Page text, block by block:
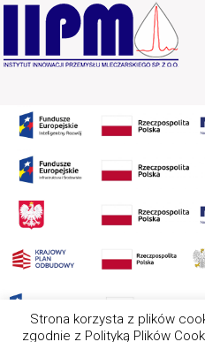
Strona korzysta z plików
zgodnie z Polityką Plików